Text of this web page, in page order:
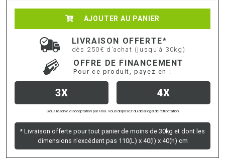
AJOUTER AU PANIER
LIVRAISON OFFERTE*
dès 250€ d'achat (jusqu’à 30kg)
OFFRE DE FINANCEMENT
Pour ce produit, payez en :
3X 4X
Sous réserve d’acceptation par Floa. Vous disposez du délai légal de rétractation
* Livraison offerte pour tout panier de moins de 30kg et dont les
dimensions n'excédent pas 110(L) x 40(l) x 40(h) cm